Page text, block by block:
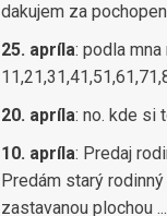
dakujem za
25. apríla: podla mna
20. apríla: no. kde si
10. apríla: Predaj
Predám starý
zastavanou plochou ...